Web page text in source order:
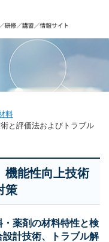
料
と評価法およびトラブル
機能性向上技術
策
薬剤の材料特性と検
計技術、トラブル解